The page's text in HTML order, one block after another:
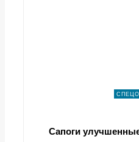
Сапоги